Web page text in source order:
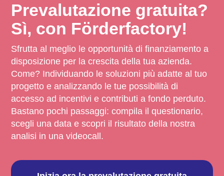
Prevalutazione gratuita?
Sì, con Förderfactory!
Sfrutta al meglio le opportunità di finanziamento a
disposizione per la crescita della tua azienda.
Come? Individuando le soluzioni più adatte al tuo
progetto e analizzando le tue possibilità di
accesso ad incentivi e contributi a fondo perduto.
Bastano pochi passaggi: compila il questionario,
scegli una data e scopri il risultato della nostra
analisi in una videocall.